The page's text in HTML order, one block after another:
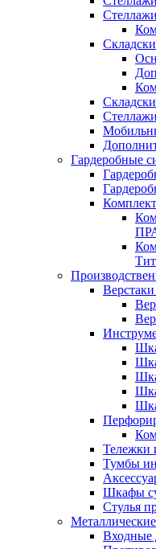
Гардеробные
Верстаки
Тележки
Тумбы
Шкафы
Стулья
Входные